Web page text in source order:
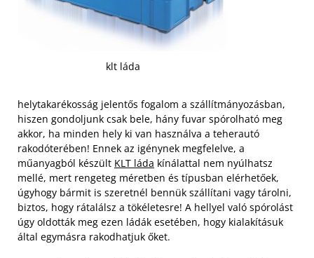
klt láda
helytakarékosság jelentős fogalom a szállítmányozásban,
hiszen gondoljunk csak bele, hány fuvar spórolható meg
akkor, ha minden hely ki van használva a teherautó
rakodóterében! Ennek az igénynek megfelelve, a
műanyagból készült KLT láda kínálattal nem nyúlhatsz
mellé, mert rengeteg méretben és típusban elérhetőek,
úgyhogy bármit is szeretnél bennük szállítani vagy tárolni,
biztos, hogy rátalálsz a tökéletesre! A hellyel való spórolást
úgy oldották meg ezen ládák esetében, hogy kialakításuk
által egymásra rakodhatjuk őket.